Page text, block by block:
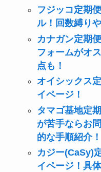
フジッコ定期
ル！回数縛り
カナガン定期
フォームがオ
点も！
オイシックス
イページ！
タマゴ基地定
が苦手ならお
的な手順紹介
カジー(CaSy)
イページ！具